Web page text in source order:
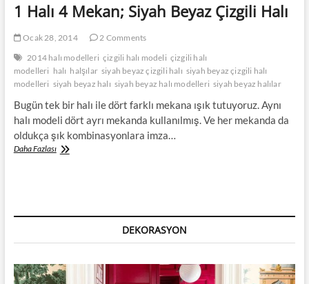
1 Halı 4 Mekan; Siyah Beyaz Çizgili Halı
Ocak 28, 2014
2 Comments
2014 halı modelleri çizgili halı modeli çizgili halı
modelleri halı halşılar siyah beyaz çizgili halı siyah beyaz çizgili halı
modelleri siyah beyaz halı siyah beyaz halı modelleri siyah beyaz halılar
Bugün tek bir halı ile dört farklı mekana ışık tutuyoruz. Aynı
halı modeli dört ayrı mekanda kullanılmış. Ve her mekanda da
oldukça şık kombinasyonlara imza…
Daha Fazlası1
DEKORASYON